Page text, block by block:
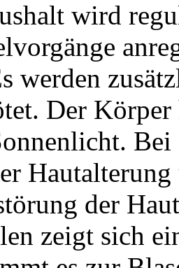
wird
werden
Der Körper
der
zeigt sich